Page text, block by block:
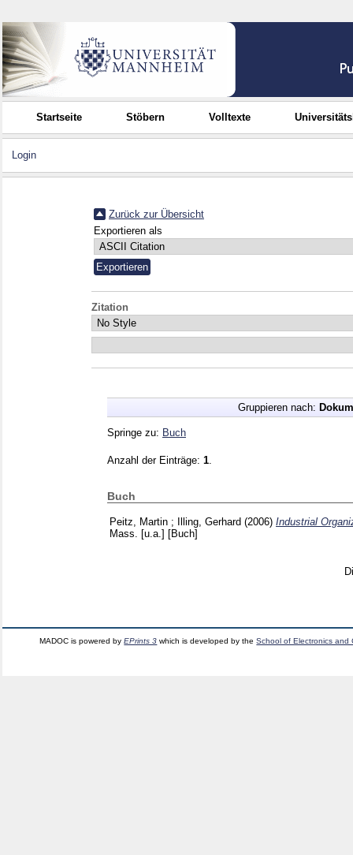
Startseite Stöbern Volltexte
Login
Zurück zur Übersicht
Exportieren als
Zitation
Gruppieren nach:
Springe zu: Buch
Anzahl der Einträge: 1
Buch
Peitz, Martin ; Illing, Gerhard (2006) Industrial
Mass. [u.a.] [Buch]
MADOC is powered byEPrints 3 which is developed by theSchool of Electronics and